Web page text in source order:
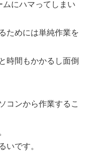
にハマってしまい
ためには単純作業を
時間もかかるし面倒
コンから作業するこ
いです。